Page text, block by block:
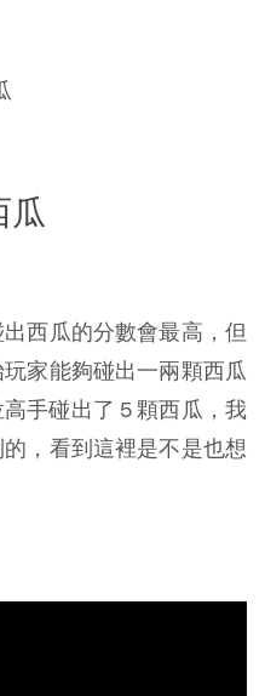
瓜
西瓜的分數會最高，但
家能夠碰出一兩顆西瓜
手碰出了 5 顆西瓜，我
，看到這裡是不是也想